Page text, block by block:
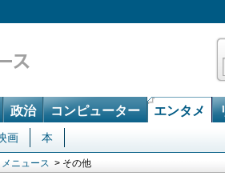
政治 コンピューター エンタメ
画 本
ニュース > その他